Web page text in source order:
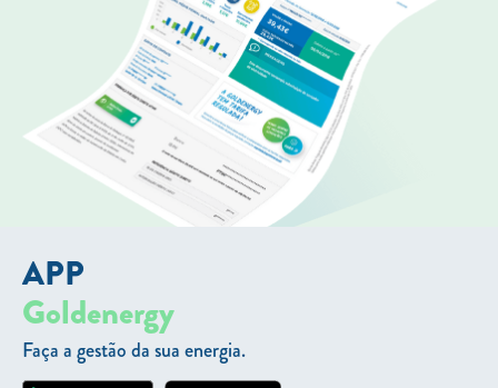
APP
Goldenergy
Faça a gestão da sua energia.